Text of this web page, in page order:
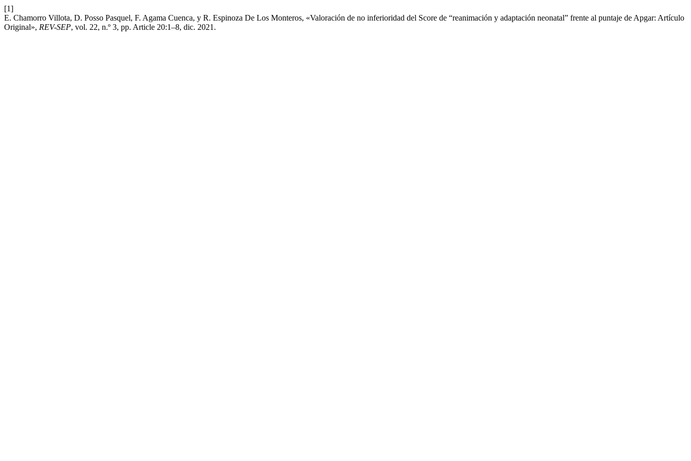
[1]
E. Chamorro Villota, D. Posso Pasquel, F. Agama Cuenca, y R. Espinoza De Los Monteros, «Valoración de no inferioridad del Score de “reanimación y adaptación neonatal” frente al puntaje de Apgar: Artículo
Original», REV-SEP, vol. 22, n.º 3, pp. Article 20:1–8, dic. 2021.